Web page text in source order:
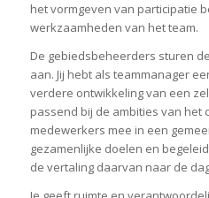
het vormgeven van participatie
werkzaamheden van het team.
De gebiedsbeheerders sturen
aan. Jij hebt als teammanager
verdere ontwikkeling van een
passend bij de ambities van het
medewerkers mee in een
gezamenlijke doelen en
de vertaling daarvan naar de